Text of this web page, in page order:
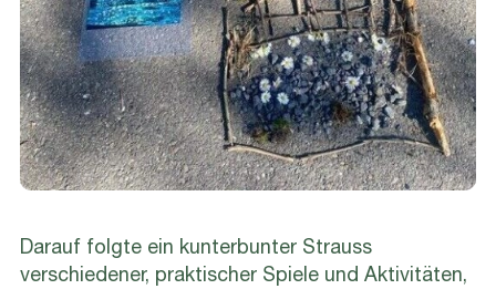
Darauf folgte ein kunterbunter Strauss
verschiedener, praktischer Spiele und Aktivitäten,